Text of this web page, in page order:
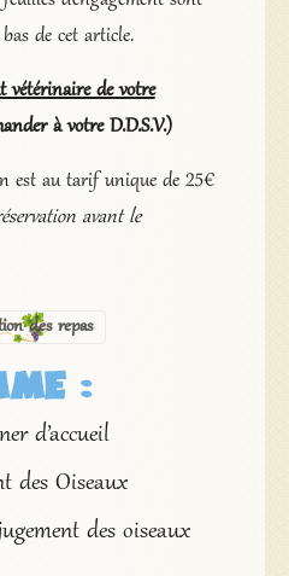
de cet article.
de votre
à votre D.D.S.V.)
est au tarif unique de 25€
avant le
des repas
:
d’accueil
des Oiseaux
des oiseaux